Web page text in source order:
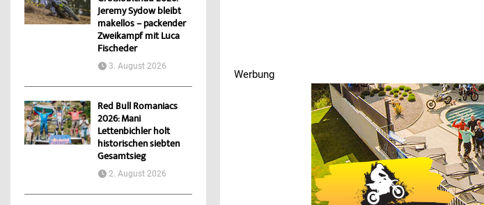
Werbung
Werbung
Jeremy Sydow bleibt
makellos – packender
Zweikampf mit Luca
Fischeder
3. August 2026
Red Bull Romaniacs
2026: Mani
Lettenbichler holt
historischen siebten
Gesamtsieg
2. August 2026